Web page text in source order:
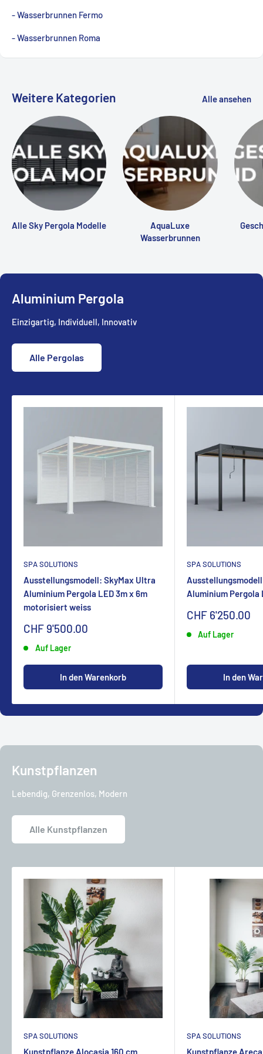
- Wasserbrunnen Fermo
- Wasserbrunnen Roma
Weitere Kategorien Alle ansehen
Alle Sky Pergola Modelle
AquaLuxe
Wasserbrunnen
Aluminium Pergola
Einzigartig, Individuell, Innovativ
Alle Pergolas
SPA SOLUTIONS
Ausstellungsmodell: SkyMax Ultra
Aluminium Pergola LED 3m x 6m
motorisiert weiss
Sonderpreis
CHF 9'500.00
Auf Lager
In den Warenkorb
SPA SOLUTIONS
Aluminium Pergola
Sonderpreis
CHF 6'250.00
Auf Lager
In den
Kunstpflanzen
Lebendig, Grenzenlos, Modern
Alle Kunstpflanzen
SPA SOLUTIONS
Kunstpflanze Alocasia 160 cm
SPA SOLUTIONS
Kunstpflanze Areca